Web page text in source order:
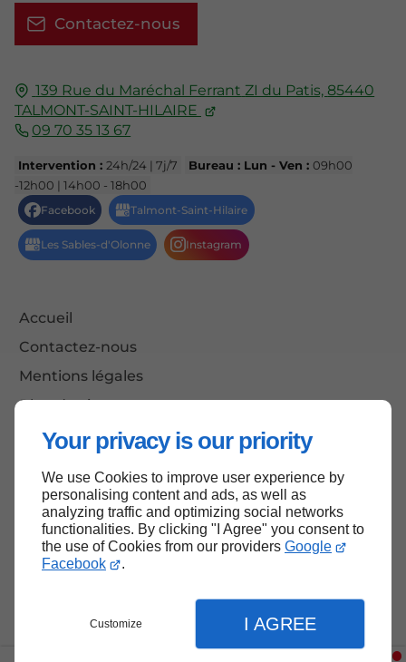
Your privacy is our priority
We use Cookies to improve user experience by
personalising content and ads, as well as
analyzing traffic and optimizing social networks
functionalities. By clicking "I Agree" you consent to
the use of Cookies from our providers Google
Facebook
.
Customize I AGREE
139 Rue du Maréchal Ferrant ZI du Patis, 85440
TALMONT-SAINT-HILAIRE
09 70 35 13 67
Intervention :24h/24 | 7j/7 Bureau : Lun - Ven :09h00
-12h00 | 14h00 - 18h00
Accueil
Contactez-nous
Mentions légales
Plan du site
Contactez-nous
Haut de page